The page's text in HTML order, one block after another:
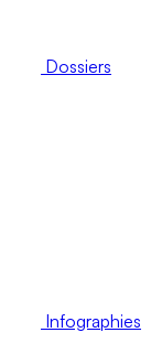
Dossiers
Infographies